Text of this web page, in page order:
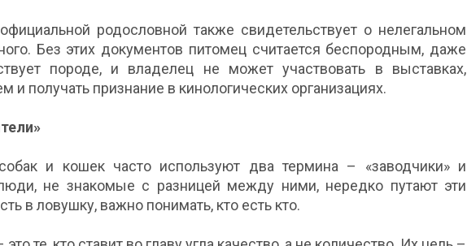
родословной также свидетельствует о нелегальном
Без этих документов питомец считается беспородным, даже
породе, и владелец не может участвовать в выставках,
и получать признание в кинологических организациях.
и кошек часто используют два термина – «заводчики» и
не знакомые с разницей между ними, нередко путают эти
в ловушку, важно понимать, кто есть кто.